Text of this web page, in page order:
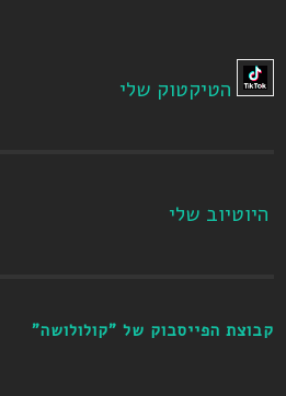
הטיקטוק שלי
היוטיוב שלי
קבוצת הפייסבוק של "קולולושה"